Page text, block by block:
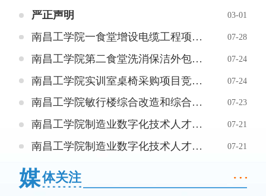
严正声明 03-01
南昌工学院一食堂增设电缆工程项目询价公告 07-28
南昌工学院第二食堂洗消保洁外包服务项目竞争性磋商公告 07-24
南昌工学院实训室桌椅采购项目竞争性磋商公告 07-24
南昌工学院敏行楼综合改造和综合布线项目竞争性磋商公告 07-23
南昌工学院制造业数字化技术人才培养模式创新实验区实验室多媒体设备采购项目竞争性磋商公告 07-21
南昌工学院制造业数字化技术人才培养模式创新实验区实验室电脑采购项目竞争性磋商公告 07-21
媒体关注